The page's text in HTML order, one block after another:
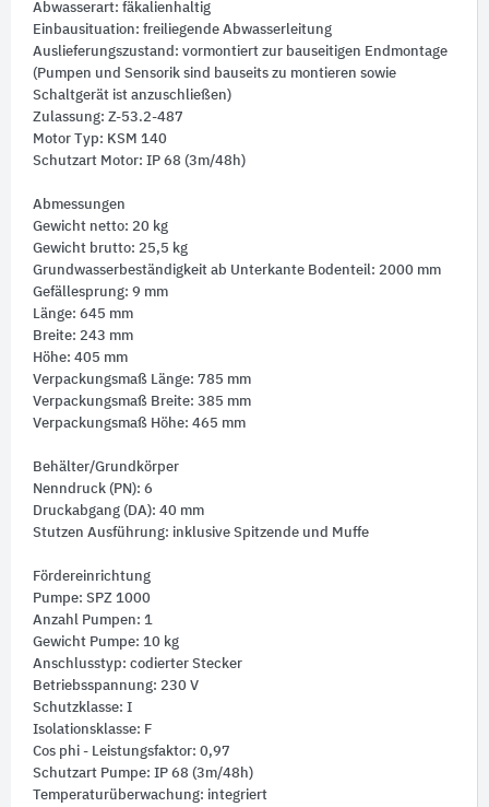
Abwasserart: fäkalienhaltig
Einbausituation: freiliegende Abwasserleitung
Auslieferungszustand: vormontiert zur bauseitigen Endmontage
(Pumpen und Sensorik sind bauseits zu montieren sowie
Schaltgerät ist anzuschließen)
Zulassung: Z-53.2-487
Motor Typ: KSM 140
Schutzart Motor: IP 68 (3m/48h)
Abmessungen
Gewicht netto: 20 kg
Gewicht brutto: 25,5 kg
Grundwasserbeständigkeit ab Unterkante Bodenteil: 2000 mm
Gefällesprung: 9 mm
Länge: 645 mm
Breite: 243 mm
Höhe: 405 mm
Verpackungsmaß Länge: 785 mm
Verpackungsmaß Breite: 385 mm
Verpackungsmaß Höhe: 465 mm
Behälter/Grundkörper
Nenndruck (PN): 6
Druckabgang (DA): 40 mm
Stutzen Ausführung: inklusive Spitzende und Muffe
Fördereinrichtung
Pumpe: SPZ 1000
Anzahl Pumpen: 1
Gewicht Pumpe: 10 kg
Anschlusstyp: codierter Stecker
Betriebsspannung: 230 V
Schutzklasse: I
Isolationsklasse: F
Cos phi - Leistungsfaktor: 0,97
Schutzart Pumpe: IP 68 (3m/48h)
Temperaturüberwachung: integriert